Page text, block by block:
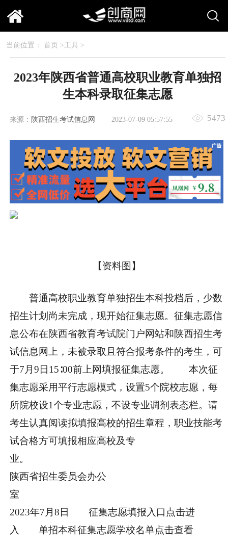
当前位置： 首页 >工具 >
2023年陕西省普通高校职业教育单独招
生本科录取征集志愿
来源： 陕西招生考试信息网 2023-07-09 05:57:55 5473
【资料图】
普通高校职业教育单独招生本科投档后，少数
招生计划尚未完成，现开始征集志愿。征集志愿信
息公布在陕西省教育考试院门户网站和陕西招生考
试信息网上，未被录取且符合报考条件的考生，可
于7月9日15∶00前上网填报征集志愿。 本次征
集志愿采用平行志愿模式，设置5个院校志愿，每
所院校设1个专业志愿，不设专业调剂表态栏。请
考生认真阅读拟填报高校的招生章程，职业技能考
试合格方可填报相应高校及专
业
陕西省招生委员会办公
2023年7月8日 征集志愿填报入口点击进
入 单招本科征集志愿学校名单点击查看